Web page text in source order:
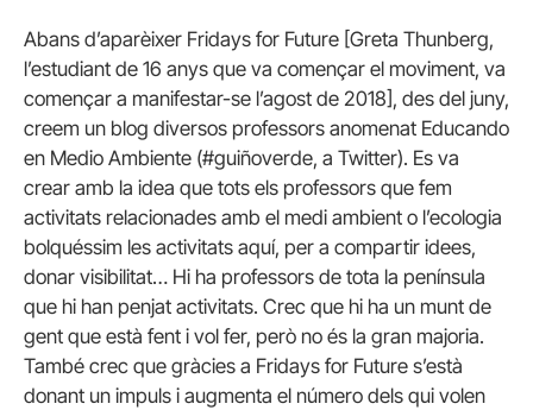
Abans d’aparèixer Fridays for Future [Greta Thunberg,
l’estudiant de 16 anys que va començar el moviment, va
començar a manifestar-se l’agost de 2018], des del juny,
creem un blog diversos professors anomenat Educando
en Medio Ambiente (#guiñoverde, a Twitter). Es va
crear amb la idea que tots els professors que fem
activitats relacionades amb el medi ambient o l’ecologia
bolquéssim les activitats aquí, per a compartir idees,
donar visibilitat… Hi ha professors de tota la península
que hi han penjat activitats. Crec que hi ha un munt de
gent que està fent i vol fer, però no és la gran majoria.
També crec que gràcies a Fridays for Future s’està
donant un impuls i augmenta el número dels qui volen